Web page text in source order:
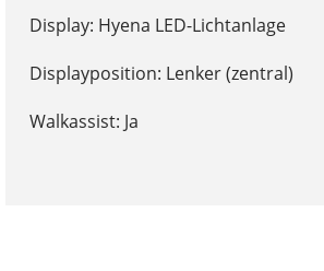
Display: Hyena LED-Lichtanlage
Displayposition: Lenker (zentral)
Walkassist: Ja